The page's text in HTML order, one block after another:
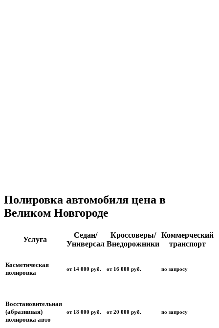
Полировка автомобиля цена в
Великом Новгороде
Услуга
Седан/
Универсал
Кроссоверы/
Внедорожники
Коммерческий
транспорт
Косметическая
полировка
от 14 000 руб. от 16 000 руб. по запросу
Восстановительная
(абразивная)
полировка авто
от 18 000 руб. от 20 000 руб. по запросу